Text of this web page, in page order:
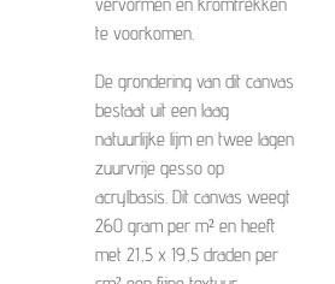
te voorkomen.
De grondering van dit canvas
bestaat uit een laag
natuurlijke lijm en twee lagen
zuurvrije gesso op
acrylbasis. Dit canvas weegt
260 gram per m² en heeft
met 21,5 x 19,5 draden per